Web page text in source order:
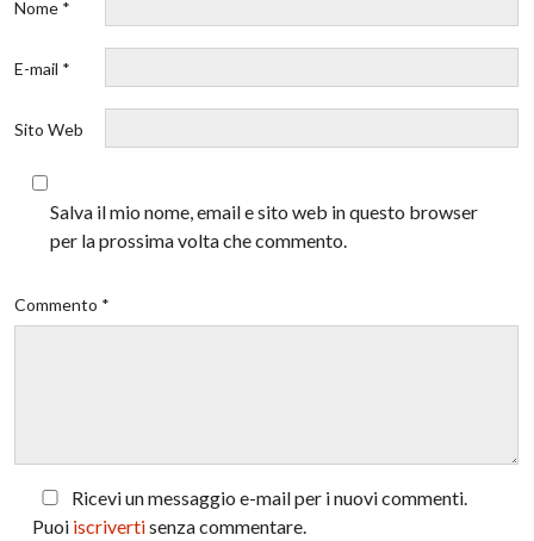
Nome *
E-mail *
Sito Web
Salva il mio nome, email e sito web in questo browser
per la prossima volta che commento.
Commento *
Ricevi un messaggio e-mail per i nuovi commenti.
Puoi iscrivertisenza commentare.